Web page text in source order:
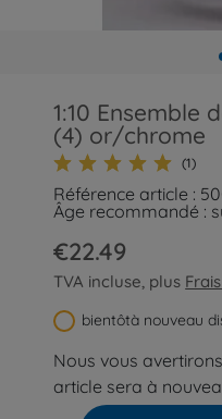
1:10 Ensemble
(4) or/chrome
(1)
Référence article :
Âge recommandé :
€22.49
TVA incluse, plus
bientôtà nouveau
Nous vous
article sera à